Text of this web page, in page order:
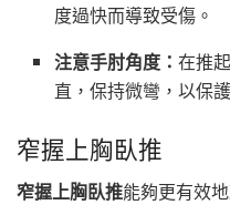
度過快而導致受傷。
注意手肘角度：在推
直，保持微彎，以保
窄握上胸臥推
窄握上胸臥推能夠更有效